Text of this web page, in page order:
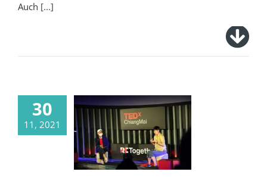
Auch [...]
30
11, 2021
„Re-Together“: TEDx
für die
Gemeinschaft